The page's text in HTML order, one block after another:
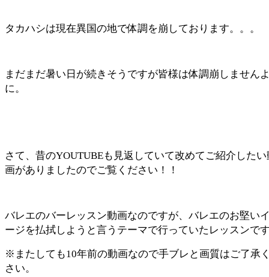
タカハシは現在異国の地で体調を崩しております。。。
まだまだ暑い日が続きそうですが皆様は体調崩しません
に。
さて、昔のYOUTUBEも見返していて改めてご紹介したい
画がありましたのでご覧ください！！
バレエのバーレッスン動画なのですが、バレエのお堅い
ージを払拭しようと言うテーマで行っていたレッスンで
※またしても10年前の動画なので手ブレと画質はご了承
さい。